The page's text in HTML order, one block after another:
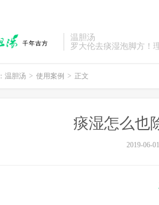
温胆汤
罗大伦去痰湿泡脚方！
温胆汤 > 使用案例 > 正文
痰湿怎么也
2019-06-01